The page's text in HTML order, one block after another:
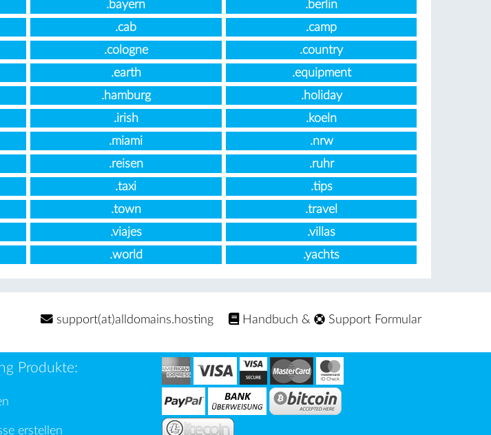
.bayern
.berlin
.cab
.camp
.cologne
.country
.earth
.equipment
.hamburg
.holiday
.irish
.koeln
.miami
.nrw
.reisen
.ruhr
.taxi
.tips
.town
.travel
.viajes
.villas
.world .yachts
support(at)alldomains.hosting Handbuch & Support Formular
Produkte:
erstellen